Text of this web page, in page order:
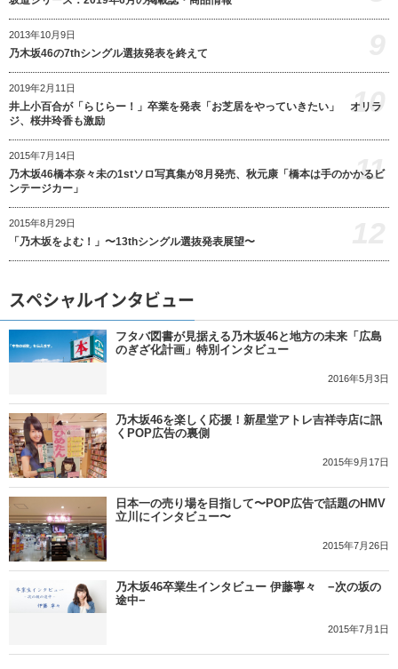
2013年10月9日
乃木坂46の7thシングル選抜発表を終えて
2019年2月11日
井上小百合が「らじらー！」卒業を発表「お芝居をやっていきたい」 オリラ
ジ、桜井玲香も激励
10
2015年7月14日
乃木坂46橋本奈々未の1stソロ写真集が8月発売、秋元康「橋本は手のかかるビ
ンテージカー」
11
2015年8月29日
「乃木坂をよむ！」〜13thシングル選抜発表展望〜
スペシャルインタビュー
フタバ図書が見据える乃木坂46と地方の未来「広島
のぎざ化計画」特別インタビュー
2016年5月3日
乃木坂46を楽しく応援！新星堂アトレ吉祥寺店に訊
くPOP広告の裏側
2015年9月17日
日本一の売り場を目指して〜POP広告で話題のHMV
立川にインタビュー〜
2015年7月26日
乃木坂46卒業生インタビュー 伊藤寧々 −次の坂の
途中−
2015年7月1日